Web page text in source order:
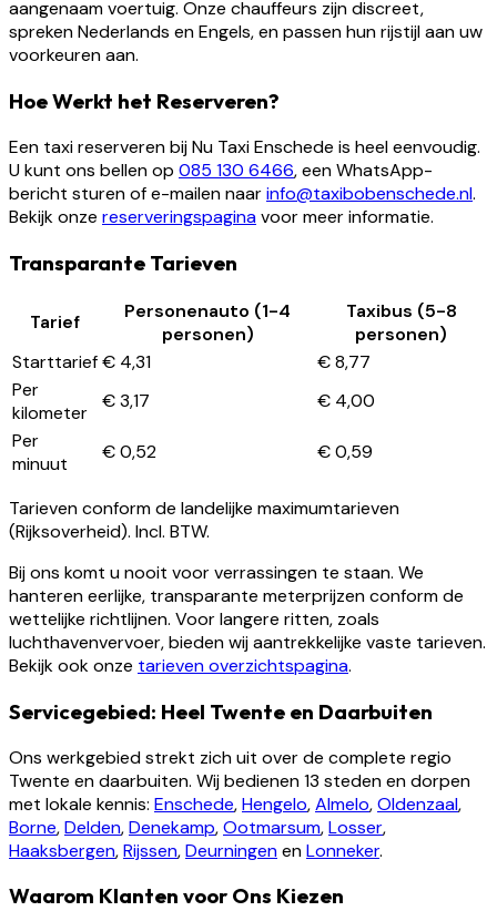
aangenaam voertuig. Onze chauffeurs zijn discreet,
spreken Nederlands en Engels, en passen hun rijstijl aan uw
voorkeuren aan.
Hoe Werkt het Reserveren?
Een taxi reserveren bij Nu Taxi Enschede is heel eenvoudig.
U kunt ons bellen op 085 130 6466, een WhatsApp-
bericht sturen of e-mailen naarinfo@taxibobenschede.nl.
Bekijk onze reserveringspaginavoor meer informatie.
Transparante Tarieven
Tarief
Personenauto (1-4
personen)
Taxibus (5-8
personen)
Starttarief€ 4,31
€ 8,77
Per
kilometer
€ 3,17
€ 4,00
Per
minuut
€ 0,52 € 0,59
Tarieven conform de landelijke maximumtarieven
(Rijksoverheid). Incl. BTW.
Bij ons komt u nooit voor verrassingen te staan. We
hanteren eerlijke, transparante meterprijzen conform de
wettelijke richtlijnen. Voor langere ritten, zoals
luchthavenvervoer, bieden wij aantrekkelijke vaste tarieven.
Bekijk ook onze tarieven overzichtspagina.
Servicegebied: Heel Twente en Daarbuiten
Ons werkgebied strekt zich uit over de complete regio
Twente en daarbuiten. Wij bedienen 13 steden en dorpen
met lokale kennis: Enschede,Hengelo,Almelo,Oldenzaal,
Borne,Delden,Denekamp,Ootmarsum,Losser,
Haaksbergen,Rijssen,DeurningenenLonneker.
Waarom Klanten voor Ons Kiezen